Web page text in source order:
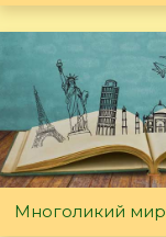
Многоликий мир